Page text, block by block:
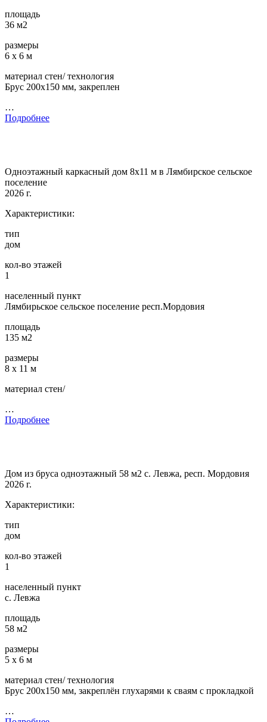
площадь
36 м2
размеры
6 х 6 м
материал стен/ технология
Брус 200х150 мм, закреплен
…
Подробнее
Одноэтажный каркасный дом 8х11 м в Лямбирское сельское
поселение
2026 г.
Характеристики:
тип
дом
кол-во этажей
1
населенный пункт
Лямбирьское сельское поселение респ.Мордовия
площадь
135 м2
размеры
8 х 11 м
материал стен/
…
Подробнее
Дом из бруса одноэтажный 58 м2 с. Левжа, респ. Мордовия
2026 г.
Характеристики:
тип
дом
кол-во этажей
1
населенный пункт
с. Левжа
площадь
58 м2
размеры
5 х 6 м
материал стен/ технология
Брус 200х150 мм, закреплён глухарями к сваям с прокладкой
…